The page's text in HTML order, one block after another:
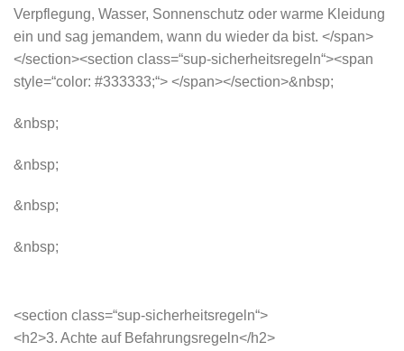
Verpflegung, Wasser, Sonnenschutz oder warme Kleidung
ein und sag jemandem, wann du wieder da bist. </span>
</section><section class=“sup-sicherheitsregeln“><span
style=“color: #333333;“> </span></section>&nbsp;
&nbsp;
&nbsp;
&nbsp;
&nbsp;
<section class=“sup-sicherheitsregeln“>
<h2>3. Achte auf Befahrungsregeln</h2>